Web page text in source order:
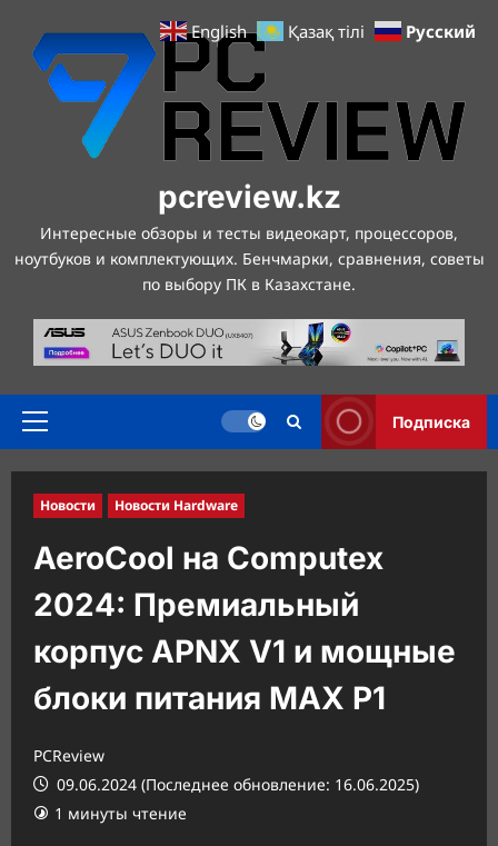
содержимому
pcreview.kz
Интересные обзоры и тесты видеокарт, процессоров,
ноутбуков и комплектующих. Бенчмарки, сравнения, советы
по выбору ПК в Казахстане.
Основное
Подписка
Новости Новости Hardware
AeroCool на Computex
2024: Премиальный
корпус APNX V1 и мощные
блоки питания MAX P1
PCReview
09.06.2024 (Последнее обновление: 16.06.2025)
1 минуты чтение
English Қазақ тілі Русский